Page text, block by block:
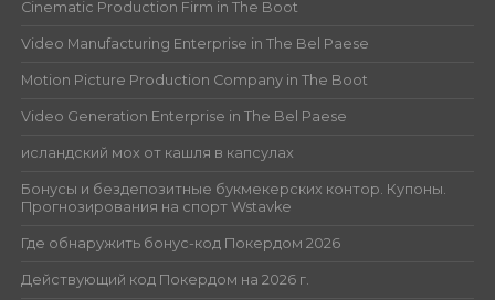
Cinematic Production Firm in The Boot
Video Manufacturing Enterprise in The Bel Paese
Motion Picture Production Company in The Boot
Video Generation Enterprise in The Bel Paese
исландский мох от кашля в капсулах
Бонусы и бездепозитные букмекерских контор. Купоны.
Прогнозирования на спорт Wstavke
Где обнаружить бонус-код Покердом 2026
Действующий код Покердом на 2026 г.